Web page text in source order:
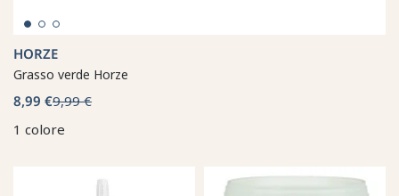
HORZE
Grasso verde Horze
8,99 €9,99 €
1 colore